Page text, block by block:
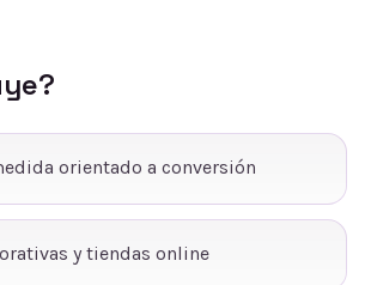
orientado a conversión
y tiendas online